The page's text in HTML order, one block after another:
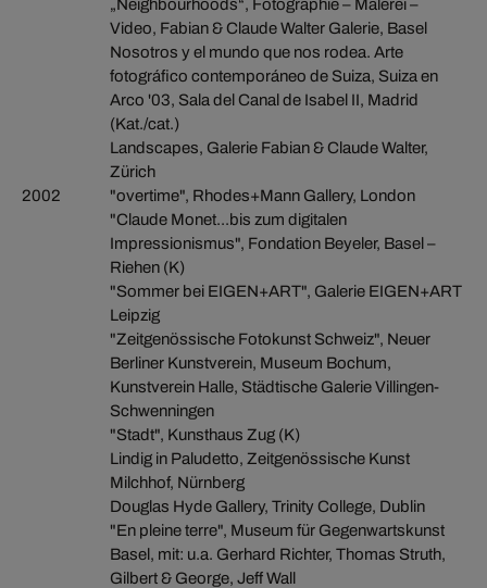
„Neighbourhoods“, Fotographie – Malerei –
Video, Fabian & Claude Walter Galerie, Basel
Nosotros y el mundo que nos rodea. Arte
fotográfico contemporáneo de Suiza, Suiza en
Arco '03, Sala del Canal de Isabel II, Madrid
(Kat./cat.)
Landscapes, Galerie Fabian & Claude Walter,
Zürich
2002
"overtime", Rhodes+Mann Gallery, London
"Claude Monet...bis zum digitalen
Impressionismus", Fondation Beyeler, Basel –
Riehen (K)
"Sommer bei EIGEN+ART", Galerie EIGEN+ART
Leipzig
"Zeitgenössische Fotokunst Schweiz", Neuer
Berliner Kunstverein, Museum Bochum,
Kunstverein Halle, Städtische Galerie Villingen-
Schwenningen
"Stadt", Kunsthaus Zug (K)
Lindig in Paludetto, Zeitgenössische Kunst
Milchhof, Nürnberg
Douglas Hyde Gallery, Trinity College, Dublin
"En pleine terre", Museum für Gegenwartskunst
Basel, mit: u.a. Gerhard Richter, Thomas Struth,
Gilbert & George, Jeff Wall